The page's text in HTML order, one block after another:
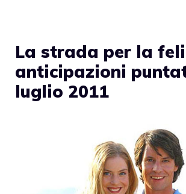
La strada per la
anticipazioni
luglio 2011